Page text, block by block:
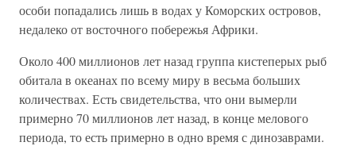
особи попадались лишь в водах у Коморских островов,
недалеко от восточного побережья Африки.
Около 400 миллионов лет назад группа кистеперых рыб
обитала в океанах по всему миру в весьма больших
количествах. Есть свидетельства, что они вымерли
примерно 70 миллионов лет назад, в конце мелового
периода, то есть примерно в одно время с динозаврами.